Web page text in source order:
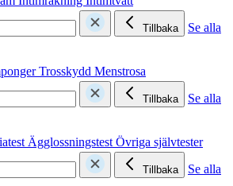
Tillbaka
Se alla
Trosskydd Menstrosa
Tillbaka
Se alla
ÄgglossningstestÖvriga självtester
Tillbaka
Se alla